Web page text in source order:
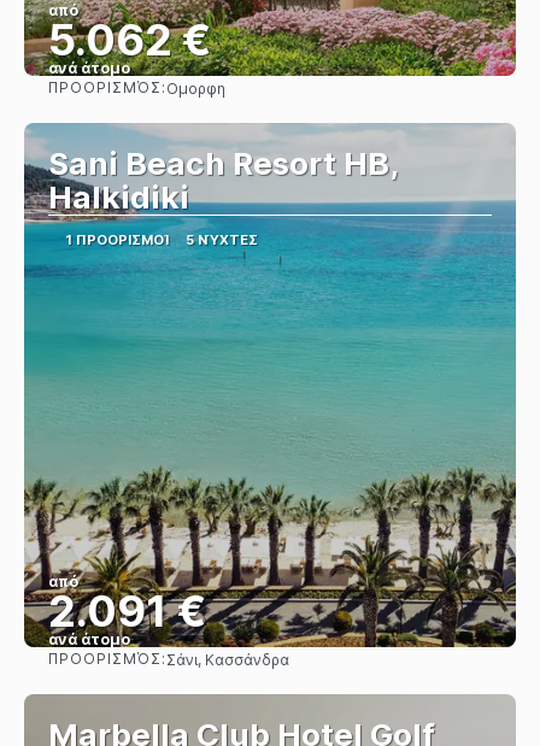
από
5.062 €
ανά άτομο
ΠΡΟΟΡΙΣΜΌΣ: Ομορφη
Sani Beach Resort HB,
Halkidiki
1 ΠΡΟΟΡΙΣΜΟΊ 5 ΝΎΧΤΕΣ
από
2.091 €
ανά άτομο
Βλέπω
ΠΡΟΟΡΙΣΜΌΣ: Σάνι, Κασσάνδρα
Marbella Club Hotel Golf